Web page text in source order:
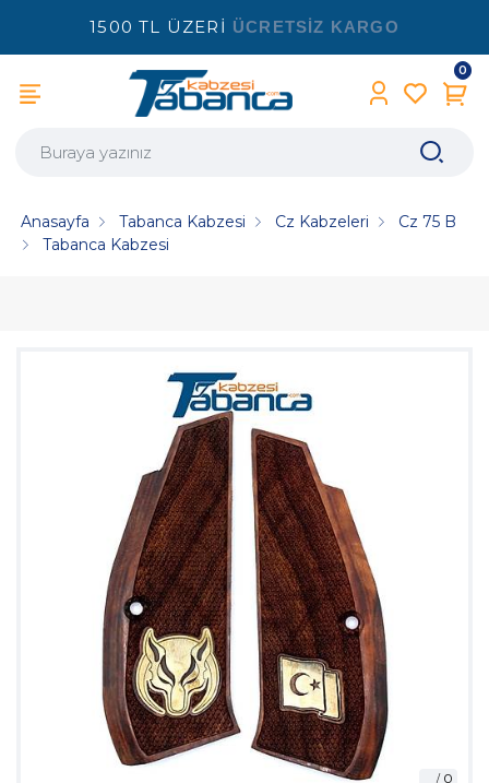
1500 TL ÜZERİ ÜCRETSİZ KARGO
0
Anasayfa Tabanca Kabzesi Cz Kabzeleri
Cz 75 B
Tabanca Kabzesi